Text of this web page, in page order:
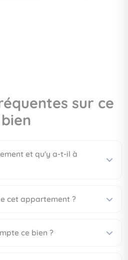
sur ce
bien
et qu'y a-t-il à
cet appartement ?
ce bien ?